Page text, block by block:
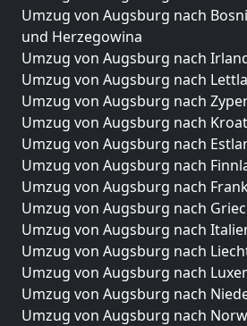
Umzug von Augsburg nach
und Herzegowina
Umzug von Augsburg nach
Umzug von Augsburg nach
Umzug von Augsburg nach
Umzug von Augsburg nach
Umzug von Augsburg nach
Umzug von Augsburg nach
Umzug von Augsburg nach
Umzug von Augsburg nach
Umzug von Augsburg nach
Umzug von Augsburg nach
Umzug von Augsburg nach
Umzug von Augsburg nach
Umzug von Augsburg nach